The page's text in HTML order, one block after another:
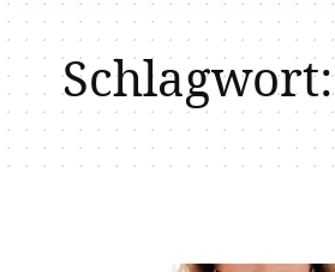
Schlagwort: